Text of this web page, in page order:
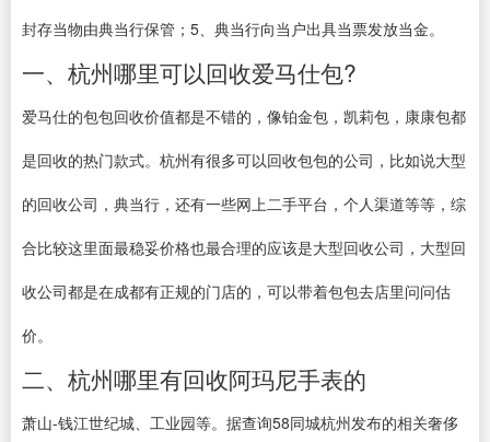
封存当物由典当行保管；5、典当行向当户出具当票发放当金。
一、杭州哪里可以回收爱马仕包?
爱马仕的包包回收价值都是不错的，像铂金包，凯莉包，康康包都
是回收的热门款式。杭州有很多可以回收包包的公司，比如说大型
的回收公司，典当行，还有一些网上二手平台，个人渠道等等，综
合比较这里面最稳妥价格也最合理的应该是大型回收公司，大型回
收公司都是在成都有正规的门店的，可以带着包包去店里问问估
价。
二、杭州哪里有回收阿玛尼手表的
萧山-钱江世纪城、工业园等。据查询58同城杭州发布的相关奢侈